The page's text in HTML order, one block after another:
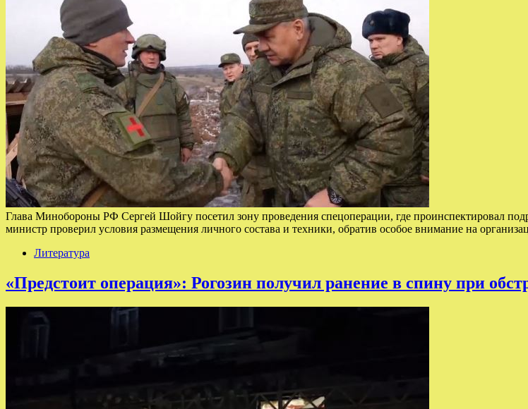
Глава Минобороны РФ Сергей Шойгу посетил зону проведения спецоперации, где проинспектировал
министр проверил условия размещения личного состава и техники, обратив особое внимание на
Литература
«Предстоит операция»: Рогозин получил ранение в спину при